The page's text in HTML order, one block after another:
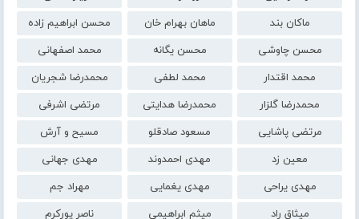
ماکان بند
ماهان بهرام خان
محسن ابراهیم زاده
محسن چاوشی
محسن یگانه
محمد اصفهانی
محمد اقتدار
محمد لطفی
محمدرضا شجریان
محمدرضا گلزار
محمدرضا هدایتی
مرتضی اشرفی
مرتضی پاشایی
مسعود صادقلو
مسیح و آرش
معین زد
مهدی احمدوند
مهدی جهانی
مهدی یراحی
مهدی یغمایی
مهراد جم
میثاق راد
میثم ابراهیمی
ناصر پورکرم